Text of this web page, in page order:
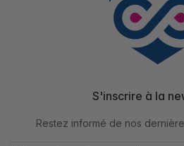
S'inscrire à la
Restez informé de nos